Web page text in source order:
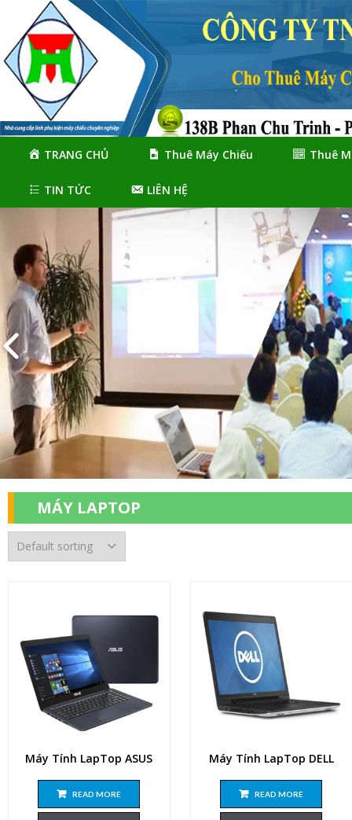
navigation
content
TRANG CHỦ Thuê Máy Chiếu Thuê
TIN TỨC LIÊN HỆ
MÁY LAPTOP
Máy Tính LapTop ASUS
READ MORE
Máy Tính LapTop DELL
READ MORE